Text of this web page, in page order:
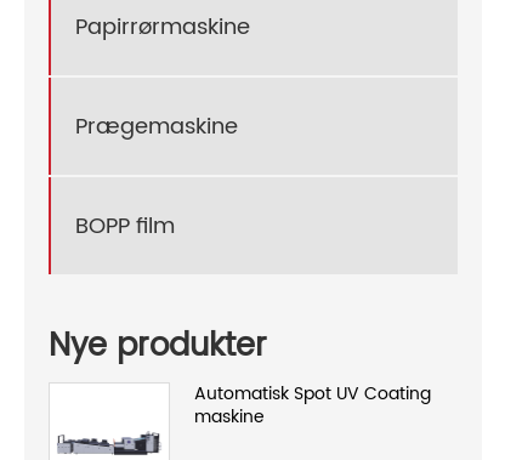
Papirrørmaskine
Prægemaskine
BOPP film
Nye produkter
Automatisk Spot UV Coating
maskine